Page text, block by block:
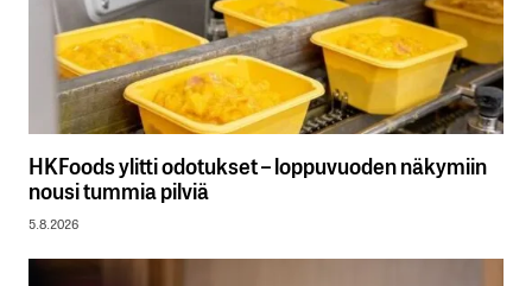
HKFoods ylitti odotukset – loppuvuoden näkymiin
nousi tummia pilviä
5.8.2026